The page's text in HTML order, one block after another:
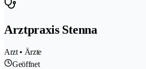
Arztpraxis Stenna
Arzt • Ärzte
Geöffnet